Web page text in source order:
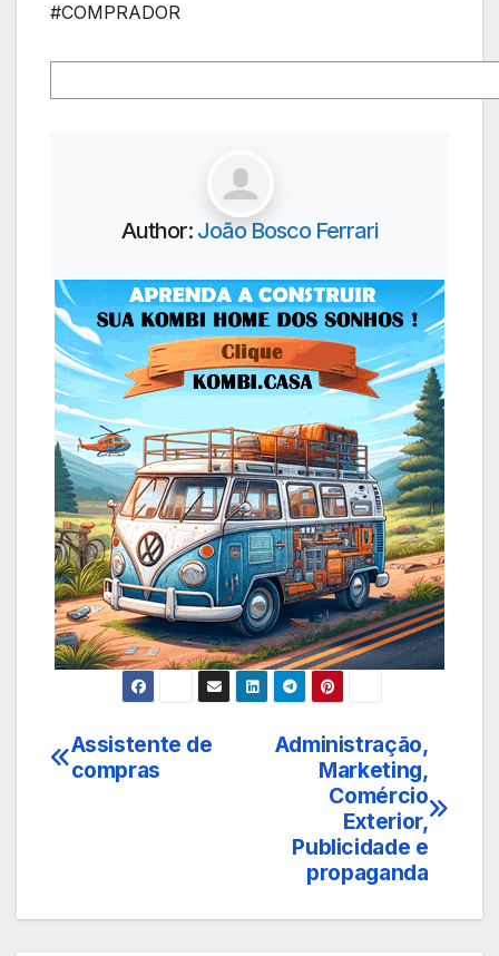
#COMPRADOR
Author: João Bosco Ferrari
Navegação
Administração,
Marketing,
Comércio
Exterior,
Publicidade e
propaganda
Assistente de
compras